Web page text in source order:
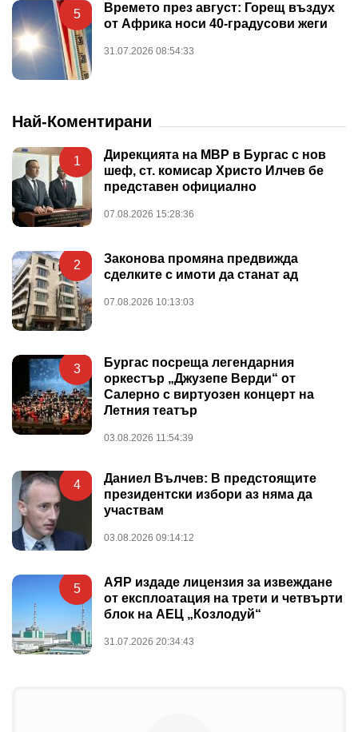
5
Времето през август: Горещ въздух
от Африка носи 40-градусови жеги
31.07.2026 08:54:33
Най-Коментирани
1
Дирекцията на МВР в Бургас с нов
шеф, ст. комисар Христо Илчев бе
представен официално
07.08.2026 15:28:36
2
Законова промяна предвижда
сделките с имоти да станат ад
07.08.2026 10:13:03
3
Бургас посреща легендарния
оркестър „Джузепе Верди“ от
Салерно с виртуозен концерт на
Летния театър
03.08.2026 11:54:39
4
Даниел Вълчев: В предстоящите
президентски избори аз няма да
участвам
03.08.2026 09:14:12
5
АЯР издаде лицензия за извеждане
от експлоатация на трети и четвърти
блок на АЕЦ „Козлодуй“
31.07.2026 20:34:43